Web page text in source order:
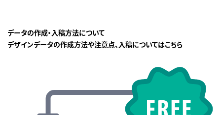
データの作成・入稿方法について
デザインデータの作成方法や注意点、入稿についてはこちら